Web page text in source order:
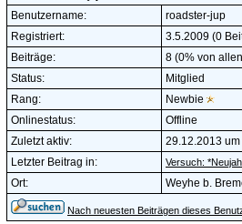
Benutzername:
roadster-jup
Registriert:
3.5.2009 (0
Beiträge:
8 (0% von
Status:
Mitglied
Rang:
Newbie
Onlinestatus:
Offline
Zuletzt aktiv:
29.12.2013 um
Letzter Beitrag in:
Versuch:
Ort: Weyhe b.
Nach neuesten Beiträgen dieses